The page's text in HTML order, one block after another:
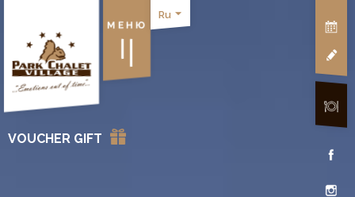
МЕНЮ
Ru
VOUCHER GIFT